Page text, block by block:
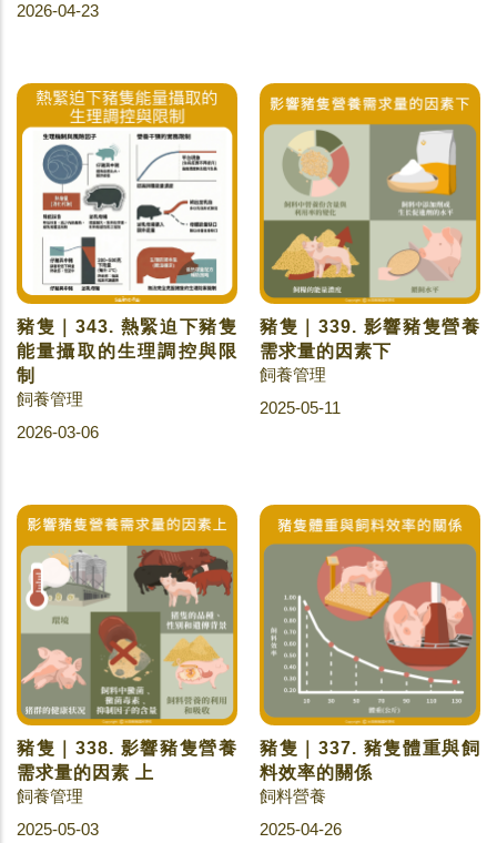
2026-04-23
豬隻｜343. 熱緊迫下豬隻
能量攝取的生理調控與限
制
飼養管理
2026-03-06
豬隻｜339. 影響豬隻營養
需求量的因素下
飼養管理
2025-05-11
豬隻｜338. 影響豬隻營養
需求量的因素 上
飼養管理
2025-05-03
豬隻｜337. 豬隻體重與飼
料效率的關係
飼料營養
2025-04-26